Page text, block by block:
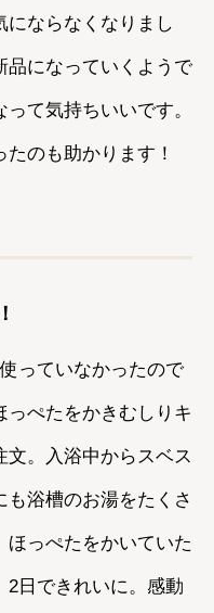
にならなくなりまし
品になっていくようで
て気持ちいいです。
のも助かります！
っていなかったので
ぺたをかきむしりキ
文。入浴中からスベス
浴槽のお湯をたくさ
ほっぺたをかいていた
2日できれいに。感動